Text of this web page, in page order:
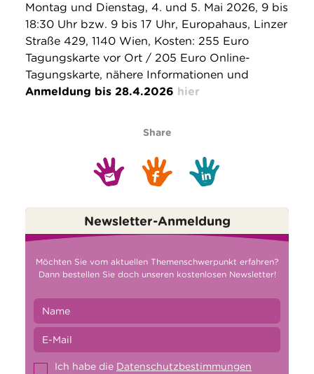
Montag und Dienstag, 4. und 5. Mai 2026, 9 bis
18:30 Uhr bzw. 9 bis 17 Uhr, Europahaus, Linzer
Straße 429, 1140 Wien, Kosten: 255 Euro
Tagungskarte vor Ort / 205 Euro Online-
Tagungskarte, nähere Informationen und
Anmeldung bis 28.4.2026 hier
Share
Newsletter-Anmeldung
Möchten Sie vom aktuellen Themenschwerpunkt erfahren?
Dann bestellen Sie doch unseren kostenlosen Newsletter!
Ich habe die Datenschutzbestimmungen